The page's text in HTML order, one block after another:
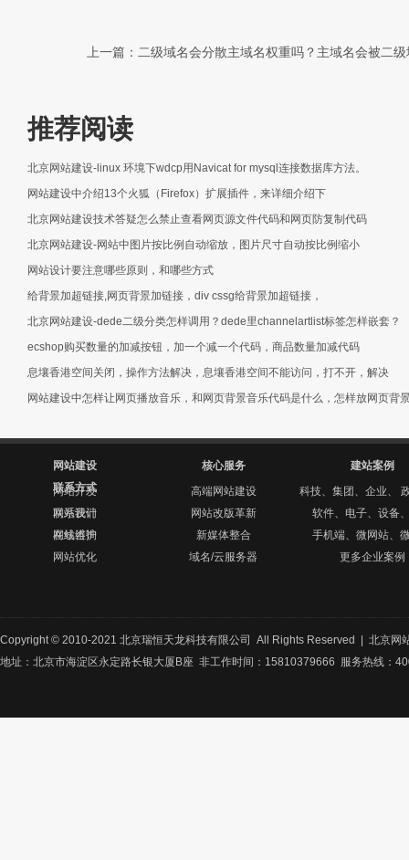
上一篇：二级域名会分散主域名权重吗？主域名会被二
推荐阅读
北京网站建设-linux 环境下wdcp用Navicat for mysql连接数据库方法。
网站建设中介绍13个火狐（Firefox）扩展插件，来详细介绍下
北京网站建设技术答疑怎么禁止查看网页源文件代码和网页防复制代码
北京网站建设-网站中图片按比例自动缩放，图片尺寸自动按比例缩小
网站设计要注意哪些原则，和哪些方式
给背景加超链接,网页背景加链接，div cssg给背景加超链接，
北京网站建设-dede二级分类怎样调用？dede里channelartlist标签怎样嵌套？
ecshop购买数量的加减按钮，加一个减一个代码，商品数量加减代码
息壤香港空间关闭，操作方法解决，息壤香港空间不能访问，打不开，解决
网站建设中怎样让网页播放音乐，和网页背景音乐代码是什么，怎样放网页背
网站建设
网站开发
网站设计
网站维护
网站优化
核心服务
高端网站建设
网站改版革新
新媒体整合
域名/云服务器
建站案例
科技、集团、企业、
软件、电子、设备
手机端、微网站、
更多企业案例
联系方式
联系我们
在线咨询
Copyright © 2010-2021 北京瑞恒天龙科技有限公司 All Rights Reserved | 北京网
地址：北京市海淀区永定路长银大厦B座 非工作时间：15810379666 服务热线：